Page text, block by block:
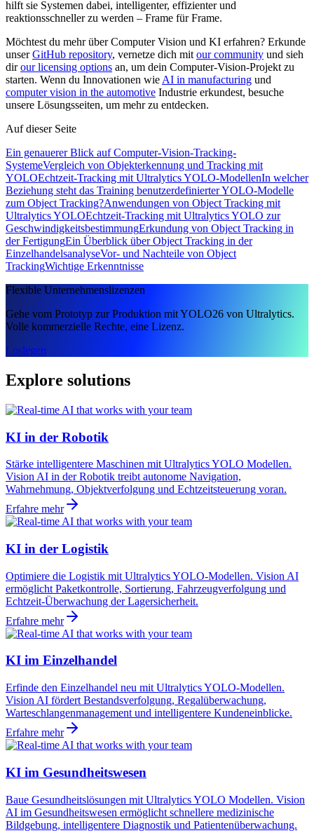
hilft sie Systemen dabei, intelligenter, effizienter und
reaktionsschneller zu werden – Frame für Frame.
Möchtest du mehr über Computer Vision und KI erfahren? Erkunde
unserGitHub repository, vernetze dich mit our community und sieh
dirour licensing options an, um dein Computer-Vision-Projekt zu
starten. Wenn du Innovationen wie AI in manufacturing und
computer vision in the automotive Industrie erkundest, besuche
unsere Lösungsseiten, um mehr zu entdecken.
Auf dieser Seite
Ein genauerer Blick auf Computer-Vision-Tracking-
SystemeVergleich von Objekterkennung und Tracking mit
YOLOEchtzeit-Tracking mit Ultralytics YOLO-ModellenIn welcher
Beziehung steht das Training benutzerdefinierter YOLO-Modelle
zum Object Tracking?Anwendungen von Object Tracking mit
Ultralytics YOLOEchtzeit-Tracking mit Ultralytics YOLO zur
GeschwindigkeitsbestimmungErkundung von Object Tracking in
der FertigungEin Überblick über Object Tracking in der
EinzelhandelsanalyseVor- und Nachteile von Object
TrackingWichtige Erkenntnisse
Flexible Unternehmenslizenzen
Gehe vom Prototyp zur Produktion mit YOLO26 von Ultralytics.
Volle kommerzielle Rechte, eine Lizenz.
Loslegen
Explore solutions
KI in der Robotik
Stärke intelligentere Maschinen mit Ultralytics YOLO Modellen.
Vision AI in der Robotik treibt autonome Navigation,
Wahrnehmung, Objektverfolgung und Echtzeitsteuerung voran.
Erfahre mehr
KI in der Logistik
Optimiere die Logistik mit Ultralytics YOLO-Modellen. Vision AI
ermöglicht Paketkontrolle, Sortierung, Fahrzeugverfolgung und
Echtzeit-Überwachung der Lagersicherheit.
Erfahre mehr
KI im Einzelhandel
Erfinde den Einzelhandel neu mit Ultralytics YOLO-Modellen.
Vision AI fördert Bestandsverfolgung, Regalüberwachung,
Warteschlangenmanagement und intelligentere Kundeneinblicke.
Erfahre mehr
KI im Gesundheitswesen
Baue Gesundheitslösungen mit Ultralytics YOLO Modellen. Vision
AI im Gesundheitswesen ermöglicht schnellere medizinische
Bildgebung, intelligentere Diagnostik und Patientenüberwachung.